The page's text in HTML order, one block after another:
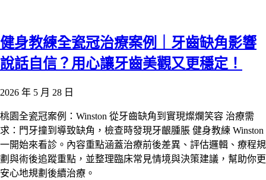
健身教練全瓷冠治療案例｜牙齒缺角影響
說話自信？用心讓牙齒美觀又更穩定！
2026 年 5 月 28 日
桃園全瓷冠案例：Winston 從牙齒缺角到實現燦爛笑容 治療需
求：門牙撞到導致缺角，檢查時發現牙齦腫脹 健身教練 Winston
一開始來看診。內容重點涵蓋治療前後差異、評估邏輯、療程規
劃與術後追蹤重點，並整理臨床常見情境與決策建議，幫助你更
安心地規劃後續治療。